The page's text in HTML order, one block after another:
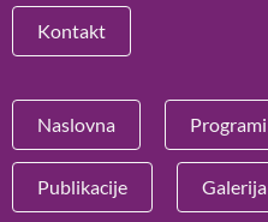
Kontakt
Naslovna Programi
Publikacije Galerija